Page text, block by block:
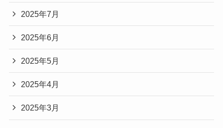
2025年7月
2025年6月
2025年5月
2025年4月
2025年3月